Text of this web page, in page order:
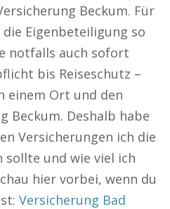
Beckum. Für
Eigenbeteiligung so
notfalls auch sofort
bis Reiseschutz –
einem Ort und den
Beckum. Deshalb habe
Versicherungen ich die
und wie viel ich
hier vorbei, wenn du
Versicherung Bad